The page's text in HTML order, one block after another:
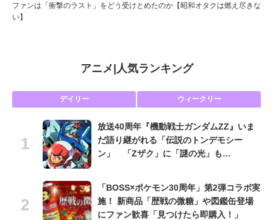
ファンは「衝撃のラスト」をどう受けとめたのか【昭和オタクは燃え尽きな
い】
アニメ| 人気ランキング
デイリー ウィークリー
放送40周年『機動戦士ガンダムZZ』いま
だ語り継がれる「伝説のトンデモシー
ン」 「Zザク」に「謎の光」も…
「BOSS×ポケモン30周年」第2弾コラボ実
施！ 新商品「歴戦の微糖」や図鑑缶登場
にファン歓喜「見つけたら即購入！」